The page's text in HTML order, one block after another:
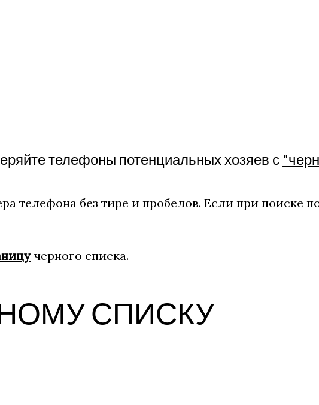
телефоны потенциальных хозяев с
телефона без тире и пробелов. Если при поиске
черного списка.
СПИСКУ